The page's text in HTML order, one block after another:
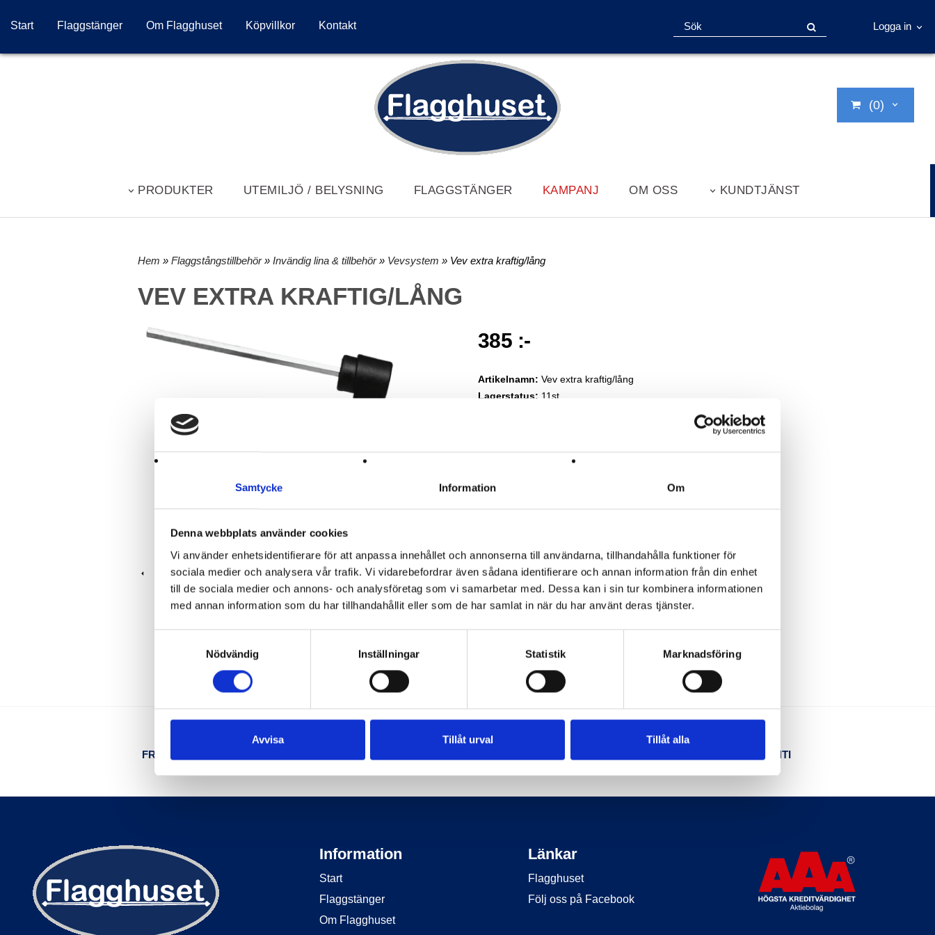
Samtycke Information Om
Denna webbplats använder cookies
Vi använder enhetsidentifierare för att anpassa innehållet och annonserna till användarna, tillhandahålla funktioner för
sociala medier och analysera vår trafik. Vi vidarebefordrar även sådana identifierare och annan information från din enhet
till de sociala medier och annons- och analysföretag som vi samarbetar med. Dessa kan i sin tur kombinera informationen
med annan information som du har tillhandahållit eller som de har samlat in när du har använt deras tjänster.
Nödvändig
Inställningar Statistik Marknadsföring
Avvisa Tillåt urval Tillåt alla
Start Flaggstänger Om Flagghuset Köpvillkor Kontakt Logga in
(0)
PRODUKTER UTEMILJÖ / BELYSNING FLAGGSTÄNGER KAMPANJ OM OSS KUNDTJÄNST
Hem » Flaggstångstillbehör» Invändig lina & tillbehör» Vevsystem » Vev extra kraftig/lång
VEV EXTRA KRAFTIG/LÅNG
385 :-
Artikelnamn: Vev extra kraftig/lång
Lagerstatus: 11st
Tillbaka
FRI TELEFONSUPPORT NÖJD KUND-GARANTI
Information
Start
Flaggstänger
Om Flagghuset
Länkar
Flagghuset
Följ oss på Facebook